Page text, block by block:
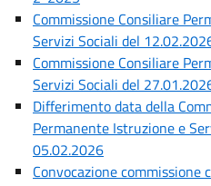
Commissione Consiliare
Servizi Sociali del
Commissione Consiliare
Servizi Sociali del
Differimento data della
Permanente Istruzione e
05.02.2026
Convocazione